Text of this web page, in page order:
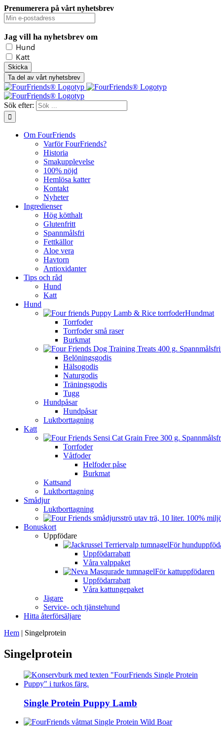
Prenumerera på vårt nyhetsbrev
Jag vill ha nyhetsbrev om
Hund
Katt
Ta del av vårt nyhetsbrev
Sök efter:
Om FourFriends
Varför FourFriends?
Historia
Smakupplevelse
100% nöjd
Hemlösa katter
Kontakt
Nyheter
Ingredienser
Hög kötthalt
Glutenfritt
Spannmålsfri
Fettkällor
Aloe vera
Havtorn
Antioxidanter
Tips och råd
Hund
Katt
Hund
Hundmat
Torrfoder
Torrfoder små raser
Burkmat
Belöningsgodis
Hälsogodis
Naturgodis
Träningsgodis
Tugg
Hundpåsar
Hundpåsar
Luktborttagning
Katt
Torrfoder
Våtfoder
Helfoder påse
Burkmat
Kattsand
Luktborttagning
Smådjur
Luktborttagning
Bonuskort
Uppfödare
För
Uppfödarrabatt
Våra valppaket
För kattuppfödaren
Uppfödarrabatt
Våra kattungepaket
Jägare
Service- och tjänstehund
Hitta återförsäljare
Hem | Singelprotein
Singelprotein
Single Protein Puppy Lamb